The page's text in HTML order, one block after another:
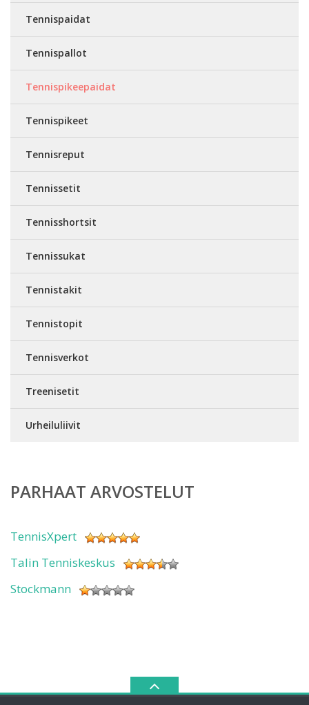
Tennispaidat
Tennispallot
Tennispikeepaidat
Tennispikeet
Tennisreput
Tennissetit
Tennisshortsit
Tennissukat
Tennistakit
Tennistopit
Tennisverkot
Treenisetit
Urheiluliivit
PARHAAT ARVOSTELUT
TennisXpert
Talin Tenniskeskus
Stockmann